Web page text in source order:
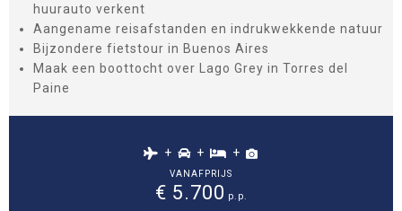
huurauto verkent
Aangename reisafstanden en indrukwekkende natuur
Bijzondere fietstour in Buenos Aires
Maak een boottocht over Lago Grey in Torres del
Paine
+ + +
VANAFPRIJS
€ 5.700 p.p.